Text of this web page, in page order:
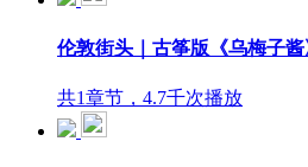
伦敦街头｜古筝版《乌梅子
共1章节，4.7千次播放